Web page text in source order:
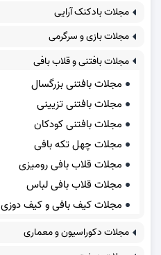
مجلات بادکنک آرایی
مجلات بازی و سرگرمی
مجلات بافتنی و قلاب بافی
مجلات بافتنی بزرگسال
مجلات بافتنی تزیینی
مجلات بافتنی کودکان
مجلات چهل تکه بافی
مجلات قلاب بافی رومیزی
مجلات قلاب بافی لباس
مجلات کیف بافی و کیف دوزی
مجلات دکوراسیون و معماری